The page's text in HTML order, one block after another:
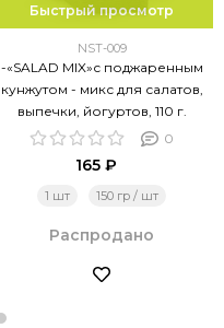
Быстрый просмотр
NST-009
-«SALAD MIX»с поджаренным
кунжутом - микс для салатов,
выпечки, йогуртов, 110 г.
0
165 ₽
1 шт 150 гр / шт
Распродано